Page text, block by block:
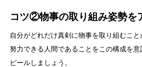
コツ②物事の取り組み姿勢を
自分がどれだけ真剣に物事を取り組むこ
努力できる人間であることをこの構成を
ピールしましょう。